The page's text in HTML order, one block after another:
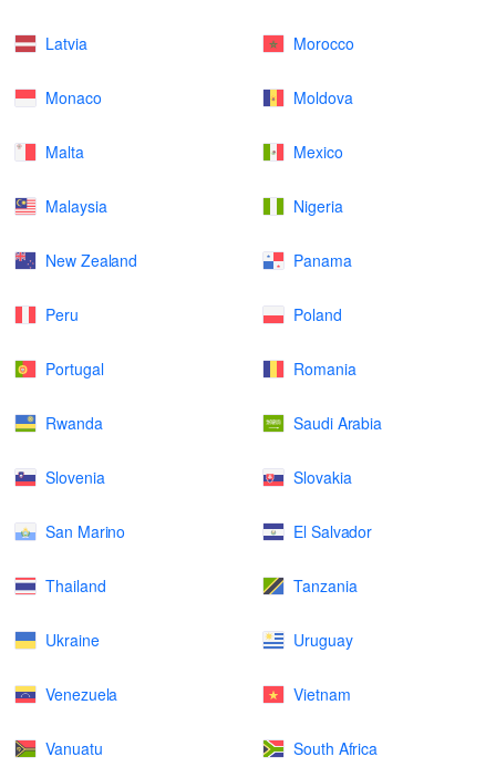
Latvia Morocco
Monaco Moldova
Malta Mexico
Malaysia Nigeria
New Zealand Panama
Peru Poland
Portugal Romania
Rwanda Saudi Arabia
Slovenia Slovakia
San Marino El Salvador
Thailand Tanzania
Ukraine Uruguay
Venezuela Vietnam
Vanuatu South Africa